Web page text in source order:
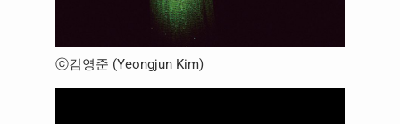
ⓒ김영준 (Yeongjun Kim)